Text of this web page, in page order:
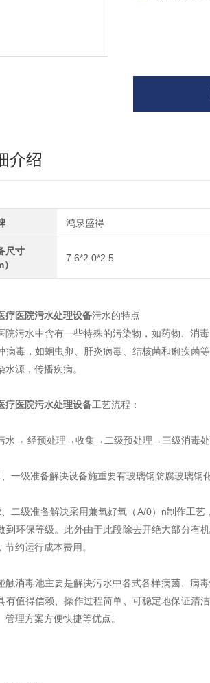
介绍
鸿泉盛得
尺寸
）
7.6*2.0*2.5
疗医院污水处理设备污水的特点
院污水中含有一些特殊的污染物，如药物、消
病毒，如蛔虫卵、肝炎病毒、结核菌和痢疾菌
水源，传播疾病。
疗医院污水处理设备工艺流程：
水→ 经预处理→收集→二级预处理→三级消毒
、一级准备解决设备施重要有玻璃钢防腐玻璃钢
、二级准备解决采用兼氧好氧（A/0）n制作工
到环保等级。此外由于此段除去开绝大部分有
节约运行成本费用。
触消毒池主要是解决污水中各式各样病菌、病
有值得信赖、操作过程简单、可稳定地保证清
管理方案方便快捷等优点。